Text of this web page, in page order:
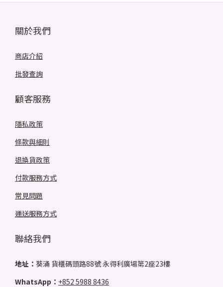
關於我們
商店介紹
批發查詢
顧客服務
隱私政策
條款與細則
退換貨政策
付款服務方式
常見問題
運送服務方式
聯絡我們
地址： 葵涌 貨櫃碼頭路88號 永得利廣場第2座23樓
WhatsApp： +852 5988 8436